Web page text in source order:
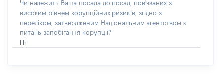
Чи належить Ваша посада до посад, пов'язаних з
високим рівнем корупційних ризиків, згідно з
переліком, затвердженим Національним агентством з
питань запобігання корупції?
Ні